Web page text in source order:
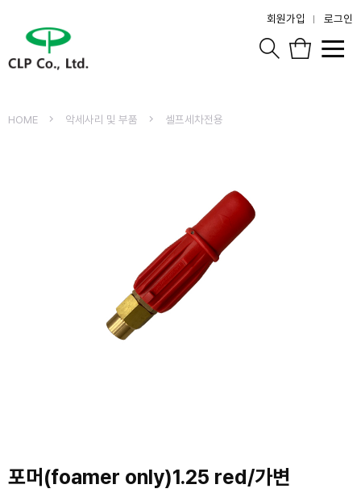
회원가입 로그인
HOME 악세사리 및 부품 셀프세차전용
포머(foamer only)1.25 red/가변